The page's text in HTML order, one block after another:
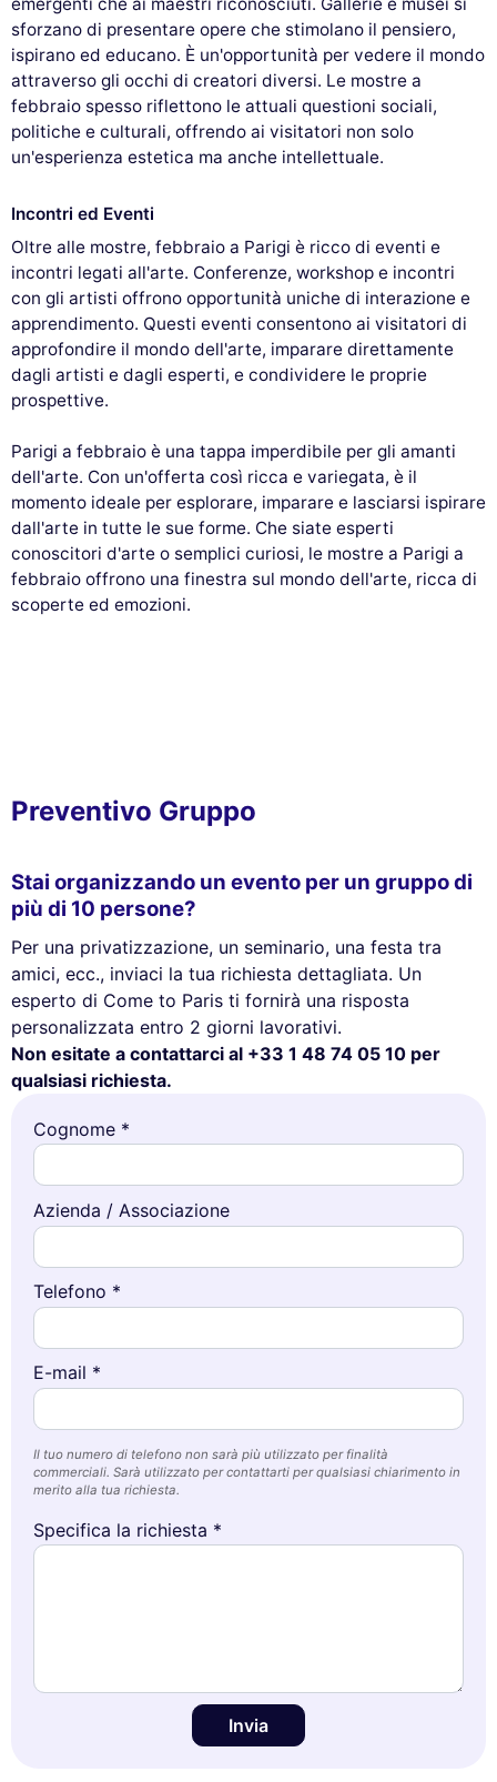
sforzano di presentare opere che stimolano il pensiero,
ispirano ed educano. È un'opportunità per vedere il mondo
attraverso gli occhi di creatori diversi. Le mostre a
febbraio spesso riflettono le attuali questioni sociali,
politiche e culturali, offrendo ai visitatori non solo
un'esperienza estetica ma anche intellettuale.
Incontri ed Eventi
Oltre alle mostre, febbraio a Parigi è ricco di eventi e
incontri legati all'arte. Conferenze, workshop e incontri
con gli artisti offrono opportunità uniche di interazione e
apprendimento. Questi eventi consentono ai visitatori di
approfondire il mondo dell'arte, imparare direttamente
dagli artisti e dagli esperti, e condividere le proprie
prospettive.
Parigi a febbraio è una tappa imperdibile per gli amanti
dell'arte. Con un'offerta così ricca e variegata, è il
momento ideale per esplorare, imparare e lasciarsi ispirare
dall'arte in tutte le sue forme. Che siate esperti
conoscitori d'arte o semplici curiosi, le mostre a Parigi a
febbraio offrono una finestra sul mondo dell'arte, ricca di
scoperte ed emozioni.
Preventivo Gruppo
Stai organizzando un evento per un gruppo di
più di 10 persone?
Per una privatizzazione, un seminario, una festa tra
amici, ecc., inviaci la tua richiesta dettagliata. Un
esperto di Come to Paris ti fornirà una risposta
personalizzata entro 2 giorni lavorativi.
Non esitate a contattarci al +33 1 48 74 05 10 per
qualsiasi richiesta.
Cognome *
Azienda / Associazione
Telefono *
E-mail *
Il tuo numero di telefono non sarà più utilizzato per finalità
commerciali. Sarà utilizzato per contattarti per qualsiasi chiarimento in
merito alla tua richiesta.
Specifica la richiesta *
Invia